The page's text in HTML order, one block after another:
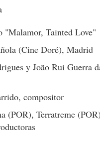
"Malamor, Tainted Love"
(Cine Doré), Madrid
y João Rui Guerra
compositor
(POR), Terratreme